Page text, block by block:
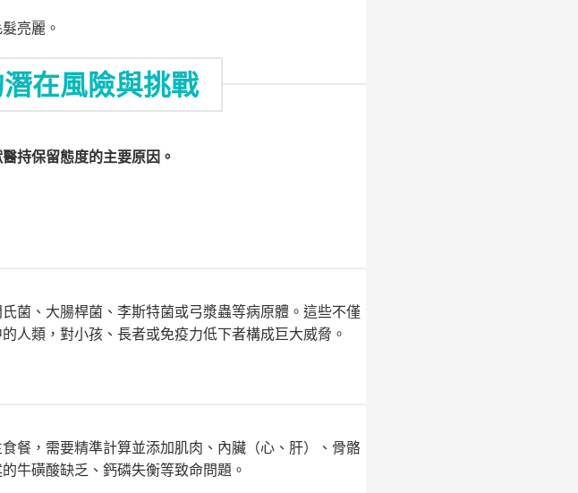
亮麗。
在風險與挑戰
持保留態度的主要原因。
菌、大腸桿菌、李斯特菌或弓漿蟲等病原體。這些不僅
人類，對小孩、長者或免疫力低下者構成巨大威脅。
餐，需要精準計算並添加肌肉、內臟（心、肝）、骨骼
牛磺酸缺乏、鈣磷失衡等致命問題。